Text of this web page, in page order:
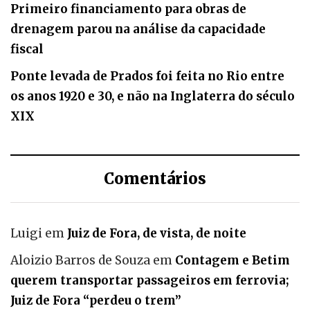
Primeiro financiamento para obras de
drenagem parou na análise da capacidade
fiscal
Ponte levada de Prados foi feita no Rio entre
os anos 1920 e 30, e não na Inglaterra do século
XIX
Comentários
Luigi em Juiz de Fora, de vista, de noite
Aloizio Barros de Souza em Contagem e Betim
querem transportar passageiros em ferrovia;
Juiz de Fora “perdeu o trem”